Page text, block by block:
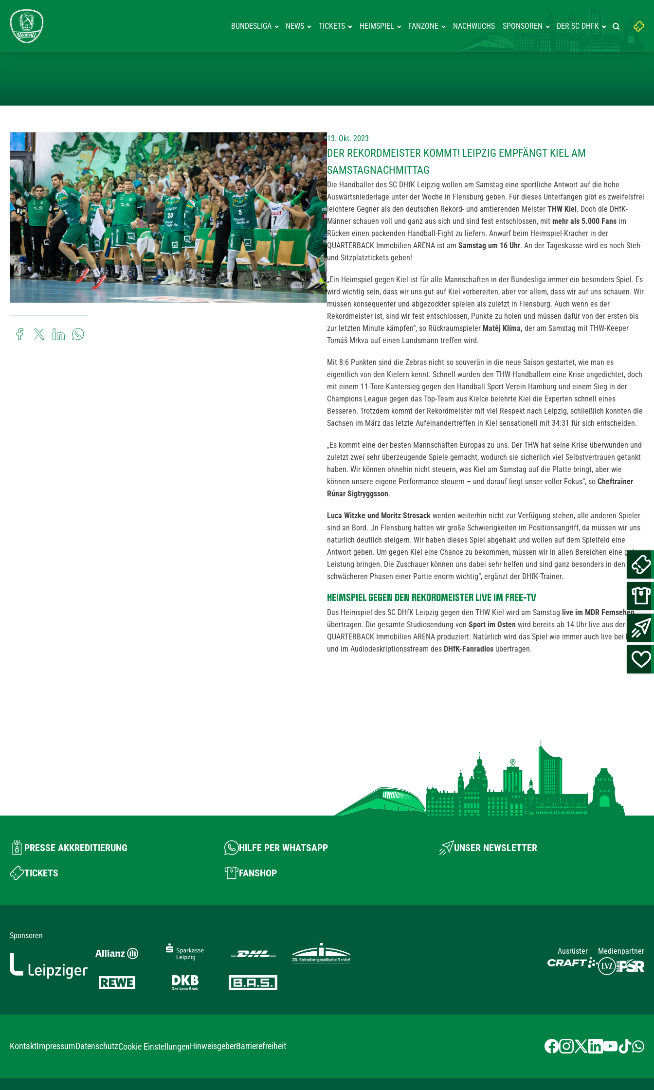
BUNDESLIGA NEWS TICKETS HEIMSPIEL FANZONE NACHWUCHS SPONSOREN DER SC DHFK
Suchbegriff
eingeben:
Suche
13. Okt. 2023
DER REKORDMEISTER KOMMT! LEIPZIG EMPFÄNGT KIEL AM
SAMSTAGNACHMITTAG
Die Handballer des SC DHfK Leipzig wollen am Samstag eine sportliche Antwort auf die hohe
Auswärtsniederlage unter der Woche in Flensburg geben. Für dieses Unterfangen gibt es zweifelsfrei
leichtere Gegner als den deutschen Rekord- und amtierenden Meister THW Kiel. Doch die DHfK-
Männer schauen voll und ganz aus sich und sind fest entschlossen, mit mehr als 5.000 Fans im
Rücken einen packenden Handball-Fight zu liefern. Anwurf beim Heimspiel-Kracher in der
QUARTERBACK Immobilien ARENA ist am Samstag um 16 Uhr. An der Tageskasse wird es noch Steh-
und Sitzplatztickets geben!
„Ein Heimspiel gegen Kiel ist für alle Mannschaften in der Bundesliga immer ein besonders Spiel. Es
wird wichtig sein, dass wir uns gut auf Kiel vorbereiten, aber vor allem, dass wir auf uns schauen. Wir
müssen konsequenter und abgezockter spielen als zuletzt in Flensburg. Auch wenn es der
Rekordmeister ist, sind wir fest entschlossen, Punkte zu holen und müssen dafür von der ersten bis
zur letzten Minute kämpfen“, so Rückraumspieler Matěj Klíma, der am Samstag mit THW-Keeper
Tomáš Mrkva auf einen Landsmann treffen wird.
Mit 8:6 Punkten sind die Zebras nicht so souverän in die neue Saison gestartet, wie man es
eigentlich von den Kielern kennt. Schnell wurden den THW-Handballern eine Krise angedichtet, doch
mit einem 11-Tore-Kantersieg gegen den Handball Sport Verein Hamburg und einem Sieg in der
Champions League gegen das Top-Team aus Kielce belehrte Kiel die Experten schnell eines
Besseren. Trotzdem kommt der Rekordmeister mit viel Respekt nach Leipzig, schließlich konnten die
Sachsen im März das letzte Aufeinandertreffen in Kiel sensationell mit 34:31 für sich entscheiden.
„Es kommt eine der besten Mannschaften Europas zu uns. Der THW hat seine Krise überwunden und
zuletzt zwei sehr überzeugende Spiele gemacht, wodurch sie sicherlich viel Selbstvertrauen getankt
haben. Wir können ohnehin nicht steuern, was Kiel am Samstag auf die Platte bringt, aber wie
können unsere eigene Performance steuern – und darauf liegt unser voller Fokus“, so Cheftrainer
Rúnar Sigtryggsson.
Luca Witzke und Moritz Strosack werden weiterhin nicht zur Verfügung stehen, alle anderen Spieler
sind an Bord. „In Flensburg hatten wir große Schwierigkeiten im Positionsangriff, da müssen wir uns
natürlich deutlich steigern. Wir haben dieses Spiel abgehakt und wollen auf dem Spielfeld eine
Antwort geben. Um gegen Kiel eine Chance zu bekommen, müssen wir in allen Bereichen eine gute
Leistung bringen. Die Zuschauer können uns dabei sehr helfen und sind ganz besonders in den
schwächeren Phasen einer Partie enorm wichtig“, ergänzt der DHfK-Trainer.
HEIMSPIEL GEGEN DEN REKORDMEISTER LIVE IM FREE-TV
Das Heimspiel des SC DHfK Leipzig gegen den THW Kiel wird am Samstag live im MDR Fernsehen
übertragen. Die gesamte Studiosendung von Sport im Osten wird bereits ab 14 Uhr live aus der
QUARTERBACK Immobilien ARENA produziert. Natürlich wird das Spiel wie immer auch live bei DYN
und im Audiodeskriptionsstream des DHfK-Fanradios übertragen.
PRESSE AKKREDITIERUNG HILFE PER WHATSAPP UNSER NEWSLETTER
TICKETS FANSHOP
Sponsoren
Ausrüster
Medienpartner
KontaktImpressumDatenschutzCookie EinstellungenHinweisgeberBarrierefreiheit